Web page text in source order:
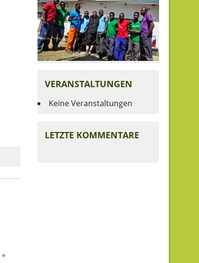
*
VERANSTALTUNGEN
Keine Veranstaltungen
LETZTE KOMMENTARE